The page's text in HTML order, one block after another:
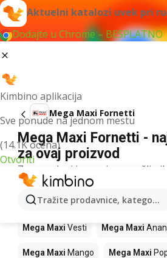
Aktuelni katalozi uvek pri
Dodajte u Chrome – BESPLATNO
Kimbino aplikacija
Sve ponude na jednom mestu
(14.1K ocena)
Otvoriti
Tražite prodavnice,
Mega Maxi Fornetti
Mega Maxi Fornetti -
za ovaj proizvod
Za navedeni izraz nismo našli
Drugi proizvodi u
Maxi
Mega Maxi Vesti Mega Maxi
Mega Maxi Mango Mega Maxi